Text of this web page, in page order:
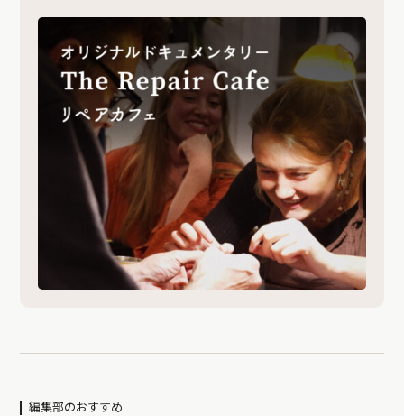
編集部のおすすめ